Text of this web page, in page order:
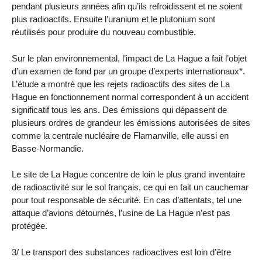
pendant plusieurs années afin qu’ils refroidissent et ne soient
plus radioactifs. Ensuite l’uranium et le plutonium sont
réutilisés pour produire du nouveau combustible.
Sur le plan environnemental, l’impact de La Hague a fait l’objet
d’un examen de fond par un groupe d’experts internationaux*.
L’étude a montré que les rejets radioactifs des sites de La
Hague en fonctionnement normal correspondent à un accident
significatif tous les ans. Des émissions qui dépassent de
plusieurs ordres de grandeur les émissions autorisées de sites
comme la centrale nucléaire de Flamanville, elle aussi en
Basse-Normandie.
Le site de La Hague concentre de loin le plus grand inventaire
de radioactivité sur le sol français, ce qui en fait un cauchemar
pour tout responsable de sécurité. En cas d’attentats, tel une
attaque d’avions détournés, l’usine de La Hague n’est pas
protégée.
3/ Le transport des substances radioactives est loin d’être